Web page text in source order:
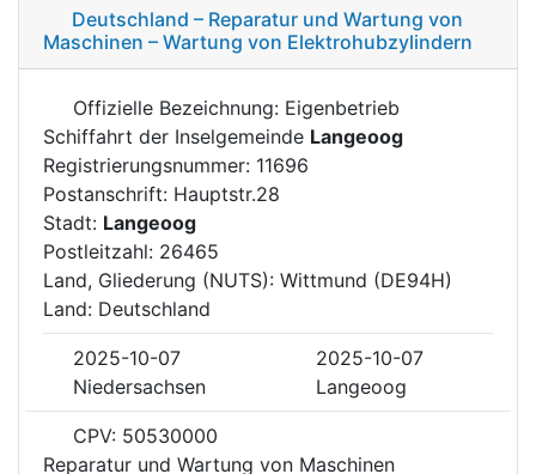
Deutschland – Reparatur und Wartung von
Maschinen – Wartung von Elektrohubzylindern
Offizielle Bezeichnung: Eigenbetrieb
Schiffahrt der Inselgemeinde Langeoog
Registrierungsnummer: 11696
Postanschrift: Hauptstr.28
Stadt: Langeoog
Postleitzahl: 26465
Land, Gliederung (NUTS): Wittmund (DE94H)
Land: Deutschland
2025-10-07
2025-10-07
Niedersachsen
Langeoog
CPV: 50530000
Reparatur und Wartung von Maschinen